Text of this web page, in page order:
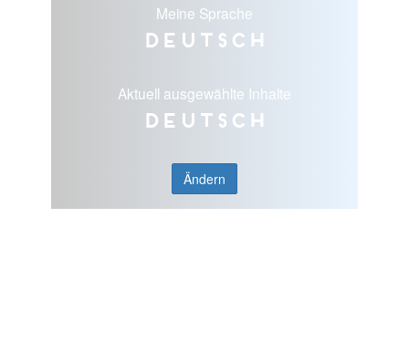
Meine Sprache
Deutsch
Aktuell ausgewählte Inhalte
Deutsch
Ändern